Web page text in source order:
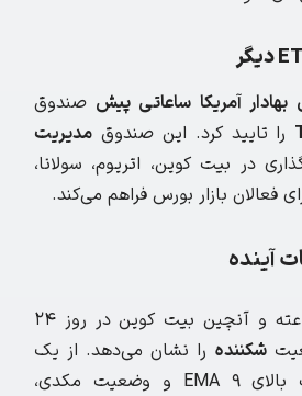
آمریکا ساعاتی پیش صندوق
را تایید کرد. این صندوق مدیریت
در بیت کوین، اتریوم، سولانا،
آینده
تحلیل تکنیکال ۲ ساعته و آنچین بیت کوین در روز ۲۴
شکننده را نشان می‌دهد. از یک
سو، ایستادگی قیمت بالای EMA ۹ و وضعیت مکدی،